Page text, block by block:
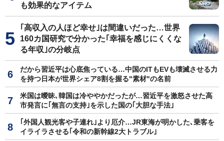
も効果的なアイテム
｢高収入の人ほど幸せ｣は間違いだった…世界
160カ国研究で分かった｢幸福を感じにくくな
る年収｣の分岐点
だから習近平は心底焦っている…中国のITもEVも壊滅させる力
を持つ日本が世界シェア8割を握る"素材"の名前
米国は曖昧､韓国は冷ややかだったが…習近平を激怒させた高
市発言に｢無言の支持｣を示した国の｢大胆な手法｣
｢外国人観光客や子連れ｣より厄介…JR東海が明かした､乗客を
イライラさせる｢令和の新幹線2大トラブル｣